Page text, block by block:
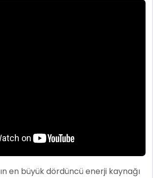
en büyük dördüncü enerji kaynağı